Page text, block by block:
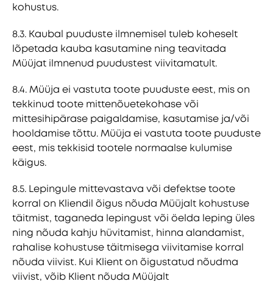
kohustus.
8.3. Kaubal puuduste ilmnemisel tuleb koheselt
lõpetada kauba kasutamine ning teavitada
Müüjat ilmnenud puudustest viivitamatult.
8.4. Müüja ei vastuta toote puuduste eest, mis on
tekkinud toote mittenõuetekohase või
mittesihipärase paigaldamise, kasutamise ja/või
hooldamise tõttu. Müüja ei vastuta toote puuduste
eest, mis tekkisid tootele normaalse kulumise
käigus.
8.5. Lepingule mittevastava või defektse toote
korral on Kliendil õigus nõuda Müüjalt kohustuse
täitmist, taganeda lepingust või öelda leping üles
ning nõuda kahju hüvitamist, hinna alandamist,
rahalise kohustuse täitmisega viivitamise korral
nõuda viivist. Kui Klient on õigustatud nõudma
viivist, võib Klient nõuda Müüjalt